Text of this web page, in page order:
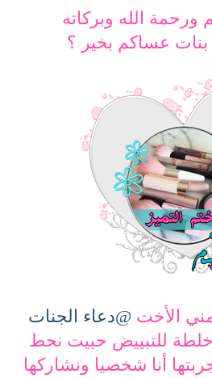
ورحمة الله وبركاته
بنات عساكم بخير ؟
الأخت @دعاء الجنات
خلطة للتبييض حبيت نحط
أنا شخصيا ونشاركها